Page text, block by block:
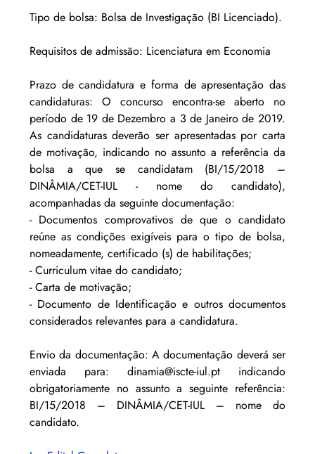
Tipo de bolsa: Bolsa de Investigação (BI Licenciado).
Requisitos de admissão: Licenciatura em Economia
Prazo de candidatura e forma de apresentação das
candidaturas: O concurso encontra-se aberto no
período de 19 de Dezembro a 3 de Janeiro de 2019.
As candidaturas deverão ser apresentadas por carta
de motivação, indicando no assunto a referência da
bolsa a que se candidatam (BI/15/2018 –
DINÂMIA/CET-IUL - nome do candidato),
acompanhadas da seguinte documentação:
- Documentos comprovativos de que o candidato
reúne as condições exigíveis para o tipo de bolsa,
nomeadamente, certificado (s) de habilitações;
- Curriculum vitae do candidato;
- Carta de motivação;
- Documento de Identificação e outros documentos
considerados relevantes para a candidatura.
Envio da documentação: A documentação deverá ser
enviada para: dinamia@iscte-iul.pt indicando
obrigatoriamente no assunto a seguinte referência:
BI/15/2018 – DINÂMIA/CET-IUL – nome do
candidato.